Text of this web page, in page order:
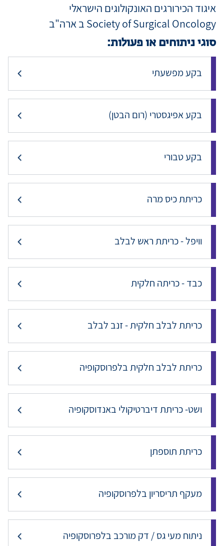
איגוד הכירורגים האונקולוגים הישראלי
Society of Surgical Oncology ב ארה"ב
סוגי ניתוחים או פעולות:
בקע מפשעתי
בקע אפיגסטרי (רום הבטן)
בקע טבורי
כריתת כיס מרה
וויפל - כריתת ראש לבלב
כבד - כריתה חלקית
כריתת לבלב חלקית - זנב לבלב
כריתת לבלב חלקית בלפרוסקופיה
ושט- כריתת דיברטיקולי באנדוסקופיה
כריתת תוספתן
מעקף תריסריון בלפרוסקופיה
ניתוח מעי גס / דק מורכב בלפרוסקופיה